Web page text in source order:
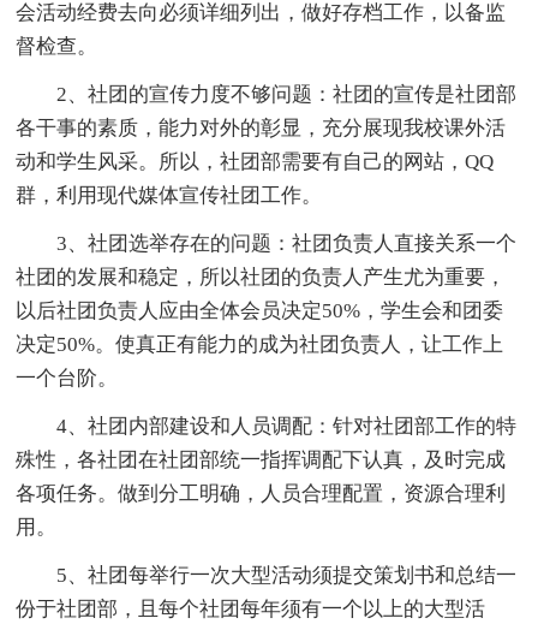
会活动经费去向必须详细列出，做好存档工作，以备监
督检查。
2、社团的宣传力度不够问题：社团的宣传是社团部
各干事的素质，能力对外的彰显，充分展现我校课外活
动和学生风采。所以，社团部需要有自己的网站，QQ
群，利用现代媒体宣传社团工作。
3、社团选举存在的问题：社团负责人直接关系一个
社团的发展和稳定，所以社团的负责人产生尤为重要，
以后社团负责人应由全体会员决定50%，学生会和团委
决定50%。使真正有能力的成为社团负责人，让工作上
一个台阶。
4、社团内部建设和人员调配：针对社团部工作的特
殊性，各社团在社团部统一指挥调配下认真，及时完成
各项任务。做到分工明确，人员合理配置，资源合理利
用。
5、社团每举行一次大型活动须提交策划书和总结一
份于社团部，且每个社团每年须有一个以上的大型活